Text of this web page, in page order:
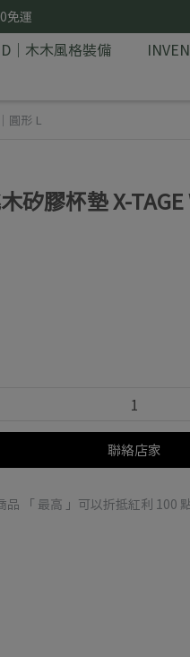
免運
｜木木風格裝備
圓形 L
矽膠杯墊 X-
聯絡店家
品 「 最高 」可以折抵紅利 100